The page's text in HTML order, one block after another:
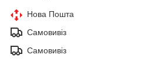
Нова Пошта
Самовивіз
Самовивіз